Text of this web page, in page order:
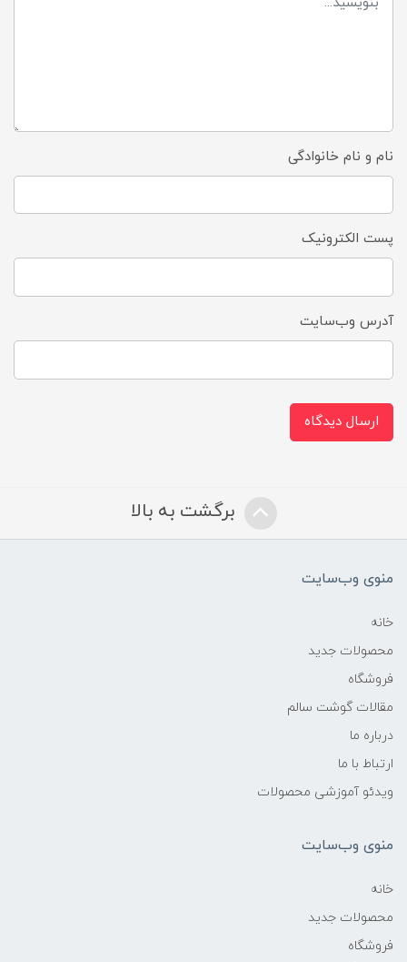
نام و نام خانوادگی
پست الکترونیک
آدرس وب‌سایت
ارسال دیدگاه
برگشت به بالا
منوی وب‌سایت
خانه
محصولات جدید
فروشگاه
مقالات گوشت سالم
درباره ما
ارتباط با ما
ویدئو آموزشی محصولات
منوی وب‌سایت
خانه
محصولات جدید
فروشگاه